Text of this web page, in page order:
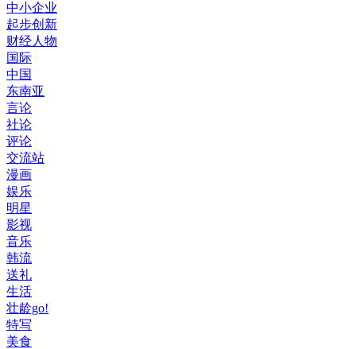
中小企业
起步创新
财经人物
国际
中国
东南亚
言论
社论
评论
交流站
漫画
娱乐
明星
影视
音乐
韩流
送礼
生活
壮龄go!
特写
美食